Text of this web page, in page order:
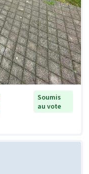
Soumis
au vote